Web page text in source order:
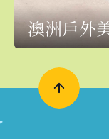
澳洲戶外